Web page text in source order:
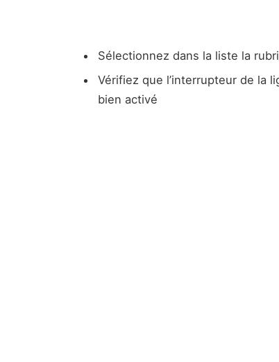
Sélectionnez dans la liste la
Vérifiez que l’interrupteur de la
bien activé